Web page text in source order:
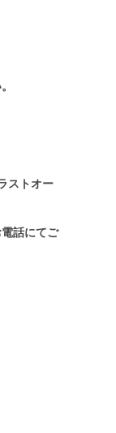
ストオー
話にてご